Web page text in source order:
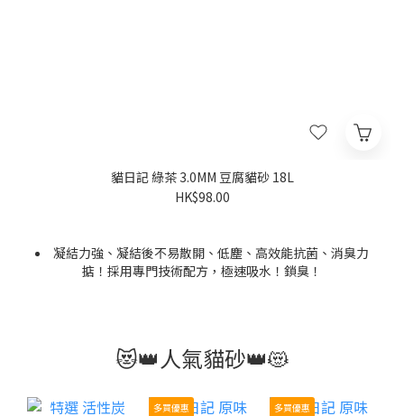
貓日記 綠茶 3.0MM 豆腐貓砂 18L
HK$98.00
凝結力強、凝結後不易散開、低塵、高效能抗菌、消臭力
掂！採用專門技術配方，極速吸水！鎖臭！
原箱= 3包
😻👑人氣貓砂👑😻
多買優惠 多買優惠